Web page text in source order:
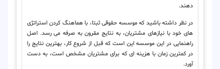
دهند.
در نظر داشته باشید که موسسه حقوقی ثبتا، با هماهنگ کردن استراتژی
های خود با نیازهای مشتریان، به نتایج مقرون به صرفه می رسد. اصل
راهنمایی در این موسسه این است که قبل از شروع کار، بهترین نتایج را
در کمترین زمان با هزینه ای که برای مشتریان مشخص است، به دست
آورد.